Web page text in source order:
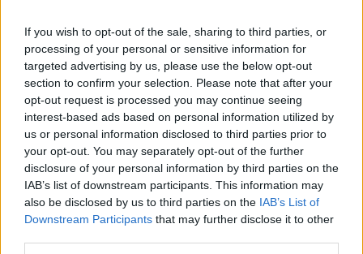
If you wish to opt-out of the sale, sharing to third parties, or
processing of your personal or sensitive information for
targeted advertising by us, please use the below opt-out
section to confirm your selection. Please note that after your
opt-out request is processed you may continue seeing
interest-based ads based on personal information utilized by
us or personal information disclosed to third parties prior to
your opt-out. You may separately opt-out of the further
disclosure of your personal information by third parties on the
IAB’s list of downstream participants. This information may
also be disclosed by us to third parties on the IAB’s List of
Downstream Participants that may further disclose it to other